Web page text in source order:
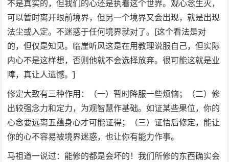
不是真实的，但我们的心还是执着这个世界。观心念生灭，
可以暂时离开眼前境界，但另一个境界又会出现，就是出现
法尘或入定。不迷惑于任何境界就对了。[这个看法是对
的，但仅是知见。临崖听风这是在用教理说服自己，但实际
内心不是这样想，否则他就不会选择放弃。很可能这就是业
障，真让人遗憾。]
修定大致有三种作用：（一）暂时降服一些烦恼；（二）修
出较强念力和定力，为观智慧作基础。如证某些果位，你的
心念要远离五蕴身心才可能证得；（三）证悟后修定，能让
你的心不容易被境界迷惑，也让你有能力作事。
马祖道一说过：能修的都是会坏的！我们所修的东西确实会